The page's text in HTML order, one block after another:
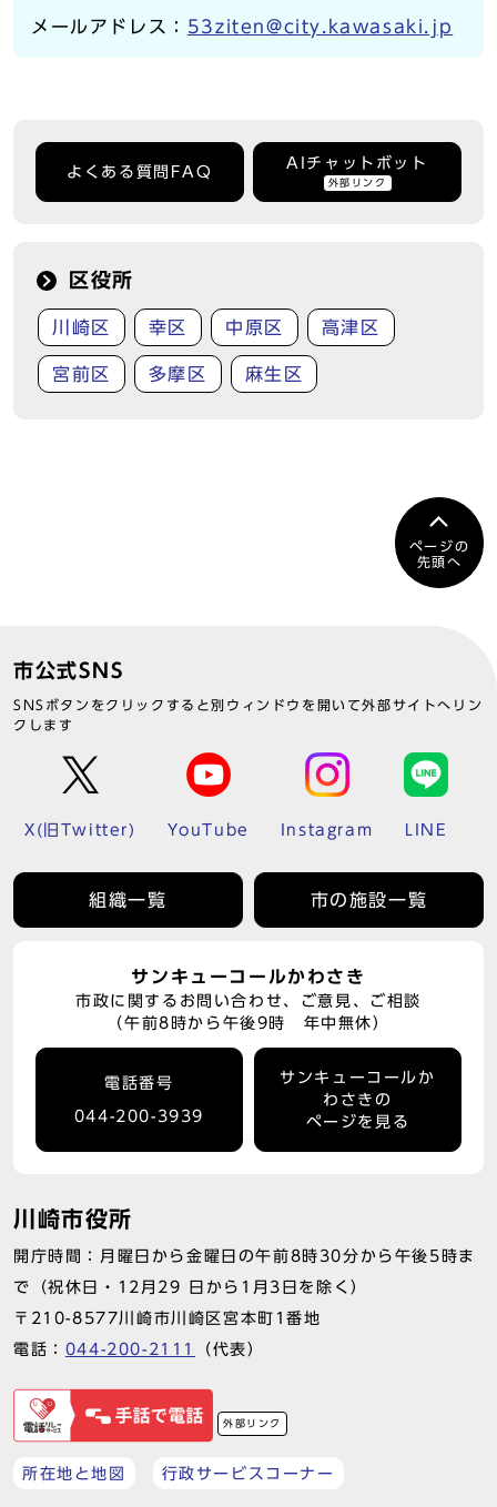
メールアドレス： 53ziten@city.kawasaki.jp
よくある質問FAQ
AIチャットボット
外部リンク
区役所
川崎区 幸区 中原区 高津区
宮前区 多摩区 麻生区
ページの
先頭へ
市公式SNS
SNSボタンをクリックすると別ウィンドウを開いて外部サイトへリン
クします
X(旧Twitter) YouTube Instagram LINE
組織一覧 市の施設一覧
サンキューコールかわさき
市政に関するお問い合わせ、ご意見、ご相談
（午前8時から午後9時 年中無休）
電話番号
044-200-3939
サンキューコールか
わさきの
ページを見る
川崎市役所
開庁時間：月曜日から金曜日の午前8時30分から午後5時ま
で（祝休日・12月29 日から1月3日を除く）
〒210-8577川崎市川崎区宮本町1番地
電話： 044-200-2111 （代表）
外部リンク
所在地と地図 行政サービスコーナー